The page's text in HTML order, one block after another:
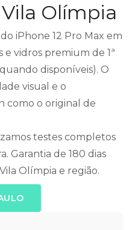
Olímpia
iPhone 12 Pro Max em
e vidros premium de 1ª
disponíveis). O
visual e o
como o original de
testes completos
Garantia de 180 dias
Olímpia e região.